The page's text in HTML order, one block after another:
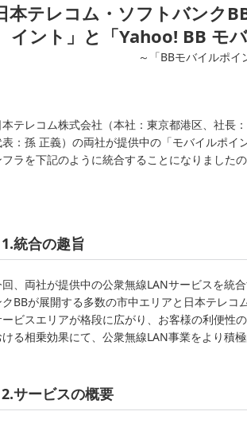
本テレコム・ソフトバンク
イント」と「Yahoo! BB モ
～「BBモバイルポ
テレコム株式会社（本社：東京都港区、社長
：孫 正義）の両社が提供中の「モバイルポイ
ラを下記のように統合することになりました
1.統合の趣旨
、両社が提供中の公衆無線LANサービスを統
BBが展開する多数の市中エリアと日本テレコ
ビスエリアが格段に広がり、お客様の利便性
る相乗効果にて、公衆無線LAN事業をより積
2.サービスの概要